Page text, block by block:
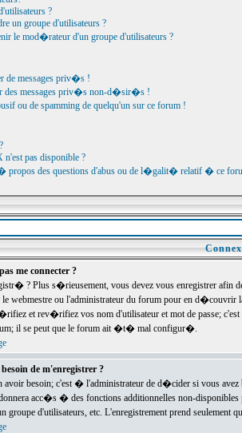
?
un groupe d'utilisateurs ?
le mod�rateur d'un groupe d'utilisateurs ?
de messages priv�s !
des messages priv�s non-d�sir�s !
ou de spamming de quelqu'un sur ce forum !
pas disponible ?
propos des questions d'abus ou de l�galit� relatif � ce
me connecter ?
? Plus s�rieusement, vous devez vous enregistrer
le webmestre ou l'administrateur du forum pour en
et rev�rifiez vos nom d'utilisateur et mot de passe;
il se peut que le forum ait �t� mal configur�.
de m'enregistrer ?
avoir besoin; c'est � l'administrateur de d�cider si vous
acc�s � des fonctions additionnelles non-
d'utilisateurs, etc. L'enregistrement prend seulement